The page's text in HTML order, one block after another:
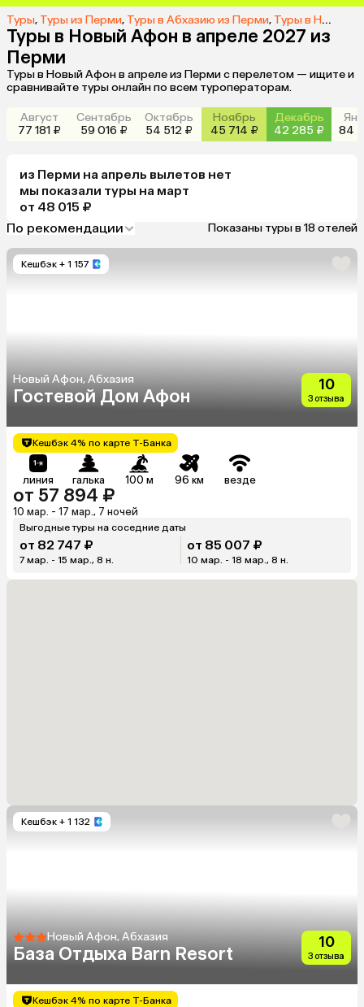
Туры, Туры из Перми, Туры в Абхазию из Перми, Туры в Новый Афон из Перми
Туры в Новый Афон в апреле 2027 из
Перми
Туры в Новый Афон в апреле из Перми с перелетом — ищите и
сравнивайте туры онлайн по всем туроператорам.
Август
77 181 ₽
Сентябрь
59 016 ₽
Октябрь
54 512 ₽
Ноябрь
45 714 ₽
Декабрь
42 285 ₽
84
из Перми на апрель вылетов нет
мы показали туры на март
от 48 015 ₽
По рекомендации
Показаны туры в 18 отелей
Кешбэк + 1 157
Новый Афон, Абхазия
Гостевой Дом Афон
10
3 отзыва
Кешбэк 4% по карте Т-Банка
линия галька 100 м 96 км везде
от 57 894 ₽
10 мар. - 17 мар., 7 ночей
Выгодные туры на соседние даты
от 82 747 ₽
7 мар. - 15 мар., 8 н.
от 85 007 ₽
10 мар. - 18 мар., 8 н.
Кешбэк + 1 132
Новый Афон, Абхазия
База Отдыха Barn Resort
10
3 отзыва
Кешбэк 4% по карте Т-Банка